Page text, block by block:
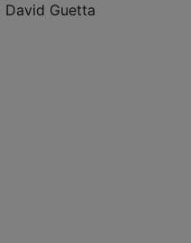
David Guetta